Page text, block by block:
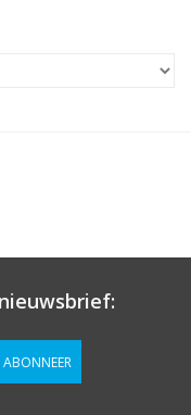
ABONNEER